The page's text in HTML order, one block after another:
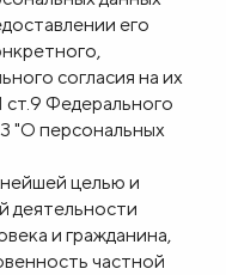
его
согласия на их
ст.9 Федерального
"О персональных
целью и
деятельности
и гражданина,
частной